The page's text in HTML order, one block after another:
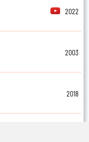
2022
2003
2018